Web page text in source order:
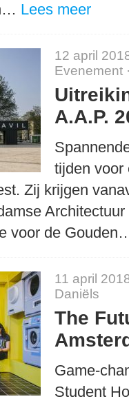
Lees meer
12 april
Evenement
A.A.P.
tijden voor
Zij krijgen
voor de
11 april
Daniëls
The
Game-
Student